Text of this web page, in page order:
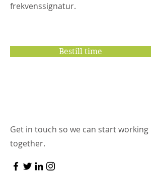
frekvenssignatur.
Bestill time
Get in touch so we can start working
together.